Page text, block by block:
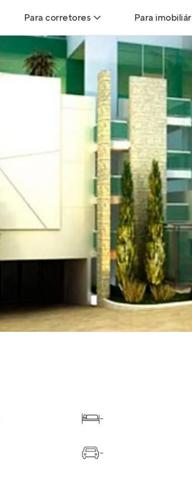
Para corretores
Leads para Corretores
Corretor+
Parcerias imobiliárias
Hub de Corretores
Perfil Verificado
Anunciar imóveis
Para
Leads
Hub de
Anunciar
-
-